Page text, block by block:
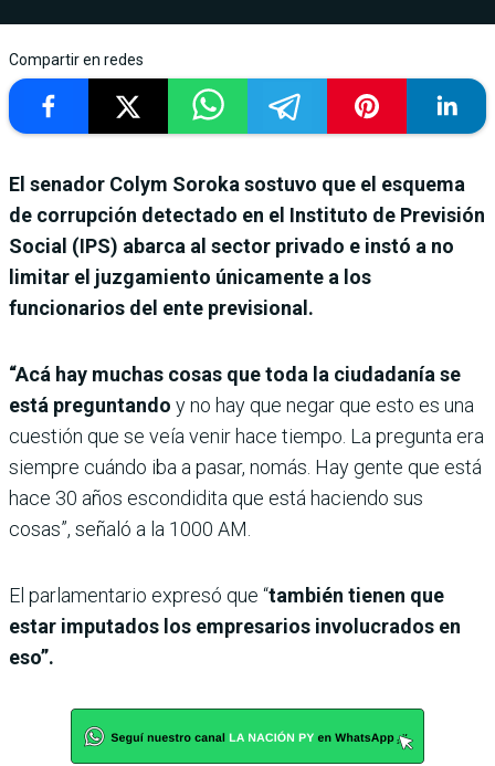
Compartir en redes
El senador Colym Soroka sostuvo que el esquema
de corrupción detectado en el Instituto de Previsión
Social (IPS) abarca al sector privado e instó a no
limitar el juzgamiento únicamente a los
funcionarios del ente previsional.
“Acá hay muchas cosas que toda la ciudadanía se
está preguntando y no hay que negar que esto es una
cuestión que se veía venir hace tiempo. La pregunta era
siempre cuándo iba a pasar, nomás. Hay gente que está
hace 30 años escondidita que está haciendo sus
cosas”, señaló a la 1000 AM.
El parlamentario expresó que “también tienen que
estar imputados los empresarios involucrados en
eso”.